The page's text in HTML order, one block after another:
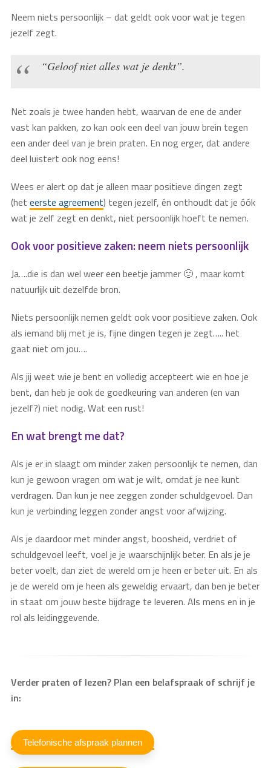
Neem niets persoonlijk – dat geldt ook voor wat je tegen
jezelf zegt.
“Geloof niet alles wat je denkt”.
Net zoals je twee handen hebt, waarvan de ene de ander
vast kan pakken, zo kan ook een deel van jouw brein tegen
een ander deel van je brein praten. En nog erger, dat andere
deel luistert ook nog eens!
Wees er alert op dat je alleen maar positieve dingen zegt
(het eerste agreement) tegen jezelf, én onthoudt dat je óók
wat je zelf zegt en denkt, niet persoonlijk hoeft te nemen.
Ook voor positieve zaken: neem niets persoonlijk
Ja….die is dan wel weer een beetje jammer 🙂 , maar komt
natuurlijk uit dezelfde bron.
Niets persoonlijk nemen geldt ook voor positieve zaken. Ook
als iemand blij met je is, fijne dingen tegen je zegt….. het
gaat niet om jou….
Als jij weet wie je bent en volledig accepteert wie en hoe je
bent, dan heb je ook de goedkeuring van anderen (en van
jezelf?) niet nodig. Wat een rust!
En wat brengt me dat?
Als je er in slaagt om minder zaken persoonlijk te nemen, dan
kun je gewoon vragen om wat je wilt, omdat je nee kunt
verdragen. Dan kun je nee zeggen zonder schuldgevoel. Dan
kun je verbinding leggen zonder angst voor afwijzing.
Als je daardoor met minder angst, boosheid, verdriet of
schuldgevoel leeft, voel je je waarschijnlijk beter. En als je je
beter voelt, dan ziet de wereld om je heen er beter uit. En als
je de wereld om je heen als geweldig ervaart, dan ben je beter
in staat om jouw beste bijdrage te leveren. Als mens en in je
rol als leidinggevende.
Verder praten of lezen? Plan een belafspraak of schrijf je
in:
Telefonische afspraak plannen